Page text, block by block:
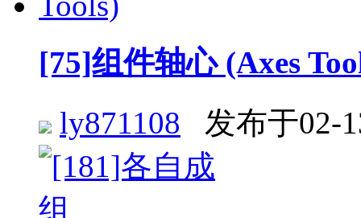
[75]组件轴心 (Axes
ly871108 发布于02-